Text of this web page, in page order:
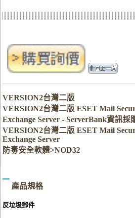
VERSION2台灣二版
VERSION2台灣二版 ESET Mail
Exchange Server - ServerBank資訊採
VERSION2台灣二版 ESET Mail
Exchange Server
防毒安全軟體>NOD32
產品規格
反垃圾郵件